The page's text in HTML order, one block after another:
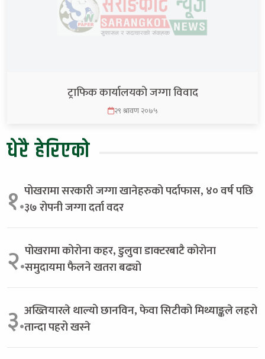
ट्राफिक कार्यालयको जग्गा विवाद
२९ श्रावण २०७५
धेरै हेरिएको
१.पोखरामा सरकारी जग्गा खानेहरुको पर्दाफास, ४० वर्ष पछि
३७ रोपनी जग्गा दर्ता वदर
२.पोखरामा कोरोना कहर, डुलुवा डाक्टरबाटै कोरोना
समुदायमा फैलने खतरा बढ्यो
३.अख्तियारले थाल्यो छानविन, फेवा सिटीको मिथ्याङ्कले लहरो
तान्दा पहरो खस्ने